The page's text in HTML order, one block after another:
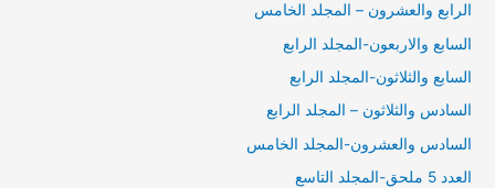
الرابع والعشرون – المجلد الخامس
السابع والاربعون-المجلد الرابع
السابع والثلاثون-المجلد الرابع
السادس والثلاثون – المجلد الرابع
السادس والعشرون-المجلد الخامس
العدد 5 ملحق-المجلد التاسع